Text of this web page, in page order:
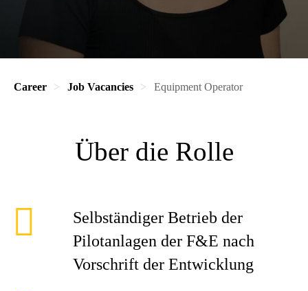
Career Job Vacancies Equipment Operator
Über die Rolle
Selbständiger Betrieb der
Pilotanlagen der F&E nach
Vorschrift der Entwicklung